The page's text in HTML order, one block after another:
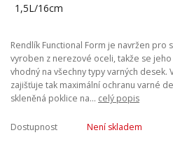
Rendlík Functional Form je navržen pro
vyroben z nerezové oceli, takže se
vhodný na všechny typy varných desek.
zajišťuje tak maximální ochranu varné
skleněná poklice na... celý popis
Dostupnost
Není skladem